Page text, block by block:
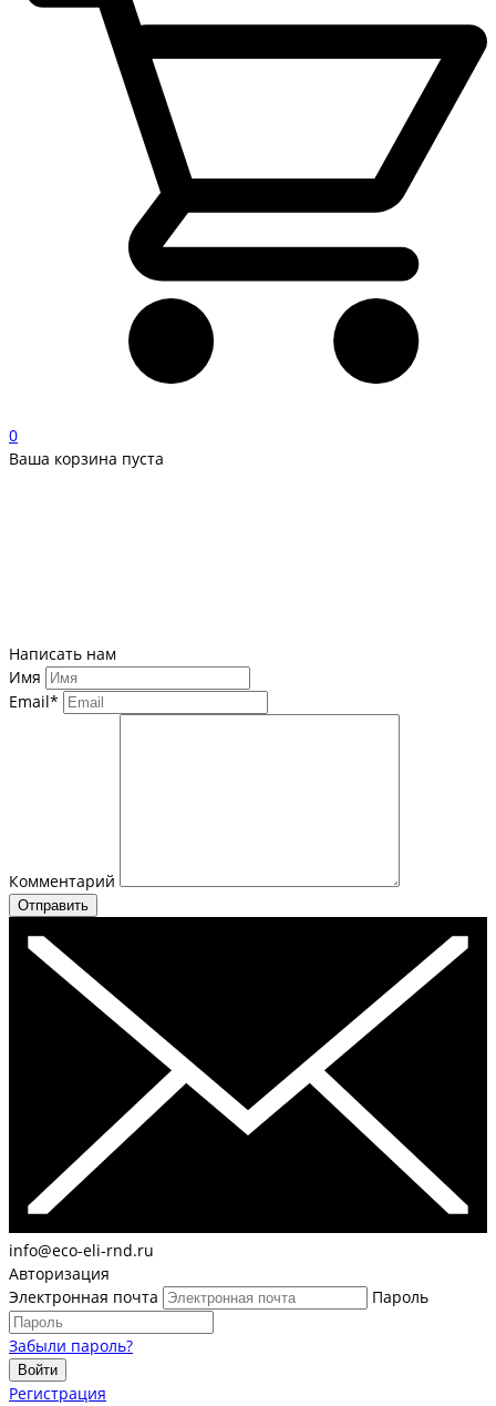
0
Ваша корзина пуста
Написать нам
Имя
Email*
Комментарий
Отправить
info@eco-eli-rnd.ru
Авторизация
Электронная почта
Пароль
Забыли пароль?
Войти
Регистрация